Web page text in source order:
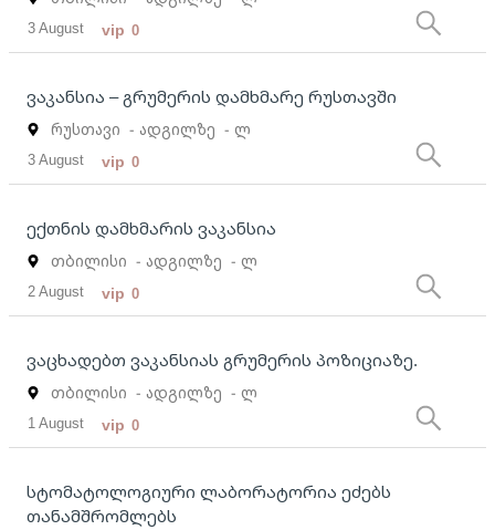
3 August vip 0
ვაკანსია – გრუმერის დამხმარე რუსთავში
რუსთავი - ადგილზე - ლ
3 August vip 0
ექთნის დამხმარის ვაკანსია
თბილისი - ადგილზე - ლ
2 August vip 0
ვაცხადებთ ვაკანსიას გრუმერის პოზიციაზე.
თბილისი - ადგილზე - ლ
1 August vip 0
სტომატოლოგიური ლაბორატორია ეძებს
თანამშრომლებს